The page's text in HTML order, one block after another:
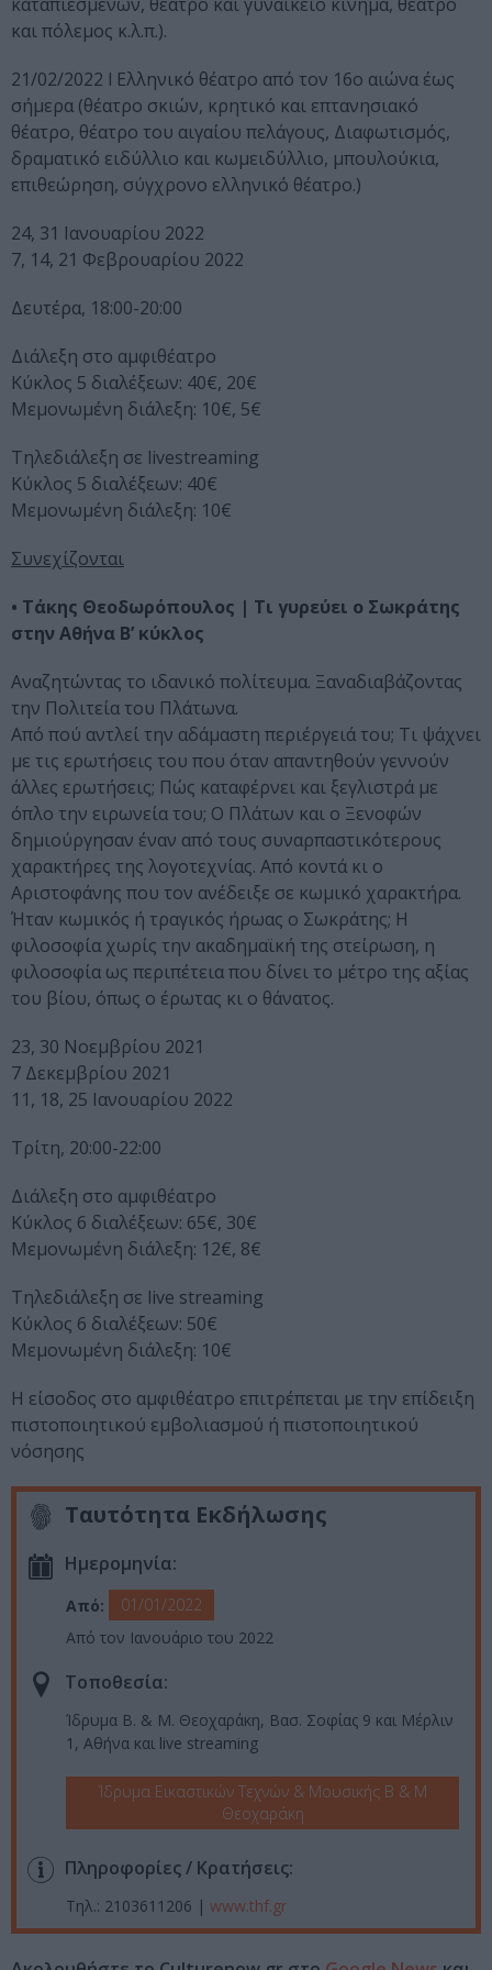
και πόλεμος κ.λ.π.).
21/02/2022 l Ελληνικό θέατρο από τον 16ο αιώνα έως
σήμερα (θέατρο σκιών, κρητικό και επτανησιακό
θέατρο, θέατρο του αιγαίου πελάγους, Διαφωτισμός,
δραματικό ειδύλλιο και κωμειδύλλιο, μπουλούκια,
επιθεώρηση, σύγχρονο ελληνικό θέατρο.)
24, 31 Ιανουαρίου 2022
7, 14, 21 Φεβρουαρίου 2022
Δευτέρα, 18:00-20:00
Διάλεξη στο αμφιθέατρο
Κύκλος 5 διαλέξεων: 40€, 20€
Μεμονωμένη διάλεξη: 10€, 5€
Τηλεδιάλεξη σε livestreaming
Κύκλος 5 διαλέξεων: 40€
Μεμονωμένη διάλεξη: 10€
Συνεχίζονται
• Τάκης Θεοδωρόπουλος | Τι γυρεύει ο Σωκράτης
στην Αθήνα Β’ κύκλος
Αναζητώντας το ιδανικό πολίτευμα. Ξαναδιαβάζοντας
την Πολιτεία του Πλάτωνα.
Από πού αντλεί την αδάμαστη περιέργειά του; Τι ψάχνει
με τις ερωτήσεις του που όταν απαντηθούν γεννούν
άλλες ερωτήσεις; Πώς καταφέρνει και ξεγλιστρά με
όπλο την ειρωνεία του; Ο Πλάτων και ο Ξενοφών
δημιούργησαν έναν από τους συναρπαστικότερους
χαρακτήρες της λογοτεχνίας. Από κοντά κι ο
Αριστοφάνης που τον ανέδειξε σε κωμικό χαρακτήρα.
Ήταν κωμικός ή τραγικός ήρωας ο Σωκράτης; Η
φιλοσοφία χωρίς την ακαδημαϊκή της στείρωση, η
φιλοσοφία ως περιπέτεια που δίνει το μέτρο της αξίας
του βίου, όπως ο έρωτας κι ο θάνατος.
23, 30 Νοεμβρίου 2021
7 Δεκεμβρίου 2021
11, 18, 25 Ιανουαρίου 2022
Τρίτη, 20:00-22:00
Διάλεξη στο αμφιθέατρο
Κύκλος 6 διαλέξεων: 65€, 30€
Μεμονωμένη διάλεξη: 12€, 8€
Τηλεδιάλεξη σε live streaming
Κύκλος 6 διαλέξεων: 50€
Μεμονωμένη διάλεξη: 10€
Η είσοδος στο αμφιθέατρο επιτρέπεται με την επίδειξη
πιστοποιητικού εμβολιασμού ή πιστοποιητικού
νόσησης
Ταυτότητα Εκδήλωσης
Ημερομηνία:
Από:
01/01/2022
Από τον Ιανουάριο του 2022
Τοποθεσία:
Ίδρυμα Β. & Μ. Θεοχαράκη, Βασ. Σοφίας 9 και Μέρλιν
1, Αθήνα και live streaming
Ίδρυμα Εικαστικών Τεχνών & Μουσικής Β & Μ
Θεοχαράκη
Πληροφορίες / Κρατήσεις:
Τηλ.: 2103611206 | www.thf.gr